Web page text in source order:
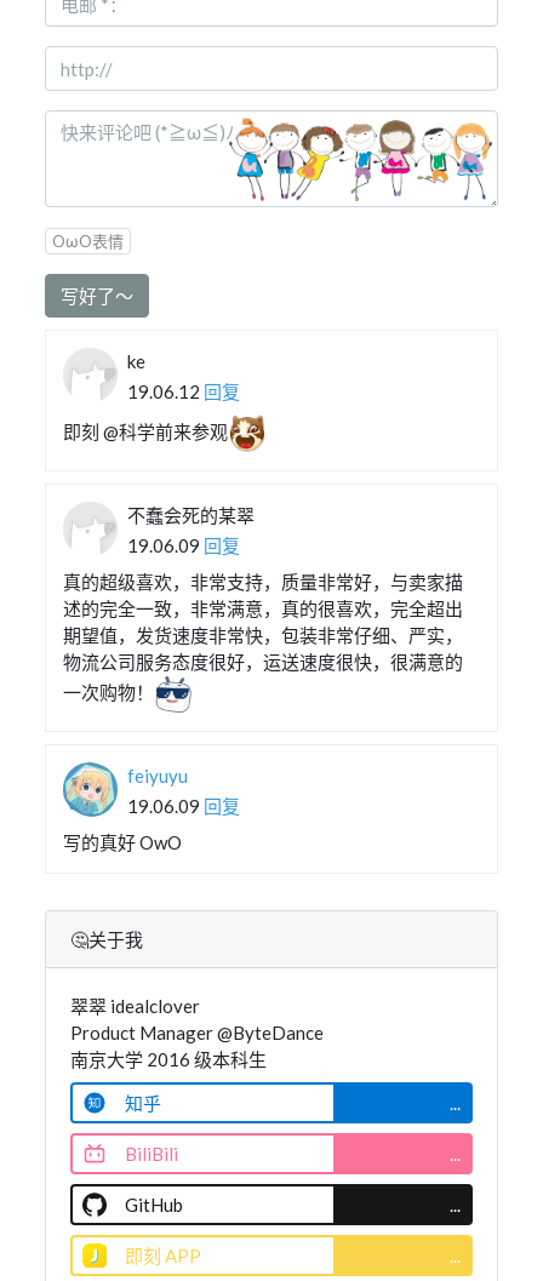
OωO表情
写好了～
ke
19.06.12 回复
即刻 @科学前来参观
不蠢会死的某翠
19.06.09 回复
真的超级喜欢，非常支持，质量非常好，与卖家描
述的完全一致，非常满意，真的很喜欢，完全超出
期望值，发货速度非常快，包装非常仔细、严实，
物流公司服务态度很好，运送速度很快，很满意的
一次购物！
feiyuyu
19.06.09 回复
写的真好 OwO
🤔关于我
翠翠 idealclover
Product Manager @ByteDance
南京大学 2016 级本科生
知乎
...
BiliBili ...
GitHub ...
即刻 APP ...